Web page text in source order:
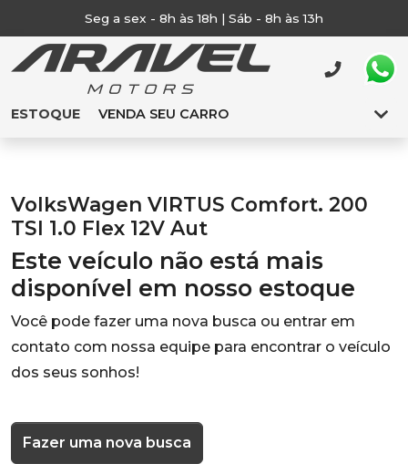
Seg a sex - 8h às 18h | Sáb - 8h às 13h
ESTOQUE VENDA SEU CARRO
VolksWagen VIRTUS Comfort. 200
TSI 1.0 Flex 12V Aut
Este veículo não está mais
disponível em nosso estoque
Você pode fazer uma nova busca ou entrar em
contato com nossa equipe para encontrar o veículo
dos seus sonhos!
Fazer uma nova busca